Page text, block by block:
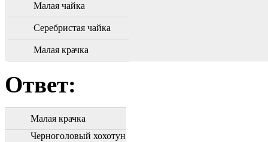
Малая чайка
Серебристая чайка
Малая крачка
Ответ:
Малая крачка
Черноголовый хохотун